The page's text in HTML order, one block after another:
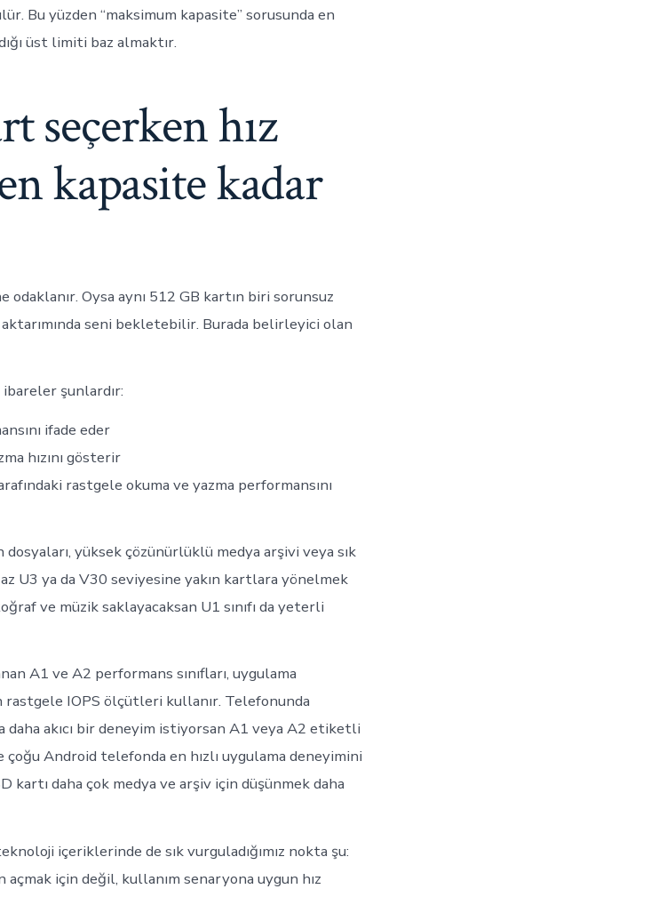
Bu yüzden “maksimum kapasite” sorusunda en
üst limiti baz almaktır.
seçerken hız
kapasite kadar
odaklanır. Oysa aynı 512 GB kartın biri sorunsuz
seni bekletebilir. Burada belirleyici olan
şunlardır:
ifade eder
hızını gösterir
rastgele okuma ve yazma performansını
yüksek çözünürlüklü medya arşivi veya sık
az U3 ya da V30 seviyesine yakın kartlara yönelmek
ve müzik saklayacaksan U1 sınıfı da yeterli
A1 ve A2 performans sınıfları, uygulama
rastgele IOPS ölçütleri kullanır. Telefonunda
daha akıcı bir deneyim istiyorsan A1 veya A2 etiketli
Android telefonda en hızlı uygulama deneyimini
kartı daha çok medya ve arşiv için düşünmek daha
içeriklerinde de sık vurguladığımız nokta şu:
için değil, kullanım senaryona uygun hız